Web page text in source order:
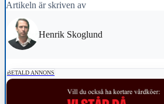
Artikeln är skriven av
Henrik Skoglund
BETALD ANNONS